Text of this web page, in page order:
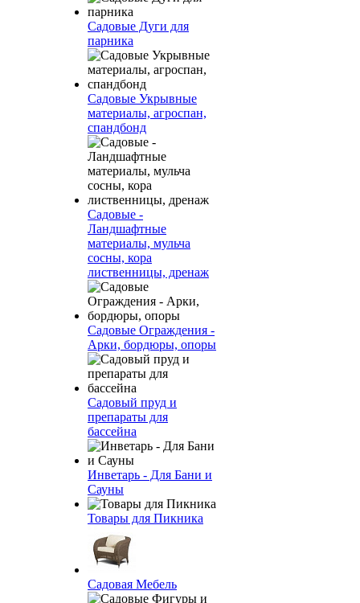
Садовые Дуги для
парника
Садовые Укрывные
материалы, агроспан,
спандбонд
Садовые -
Ландшафтные
материалы, мульча
сосны, кора
лиственницы, дренаж
Садовые Ограждения -
Арки, бордюры, опоры
Садовый пруд и
препараты для
бассейна
Инветарь - Для Бани и
Сауны
Товары для Пикника
Садовая Мебель